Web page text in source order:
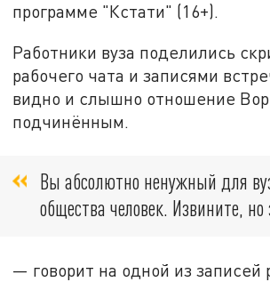
программе "Кстати" (16+).
Работники вуза поделились
рабочего чата и записями
видно и слышно отношение
подчинённым.
Вы абсолютно ненужный для
общества человек. Извините, но
— говорит на одной из записей